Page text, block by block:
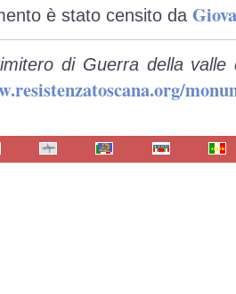
è stato censito da
di Guerra della